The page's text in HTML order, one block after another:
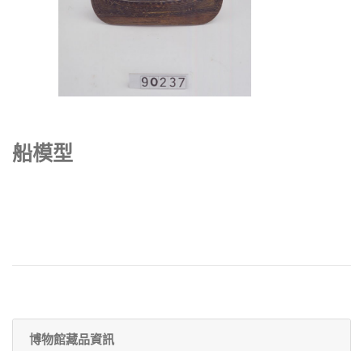
船模型
博物館藏品資訊